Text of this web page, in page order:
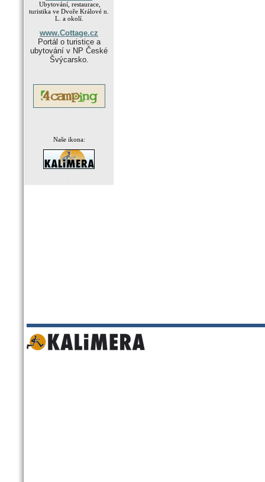
Ubytování, restaurace,
turistika ve Dvoře Králové n.
L. a okolí.
www.Cottage.cz
Portál o turistice a
ubytování v NP České
Švýcarsko.
Naše ikona: